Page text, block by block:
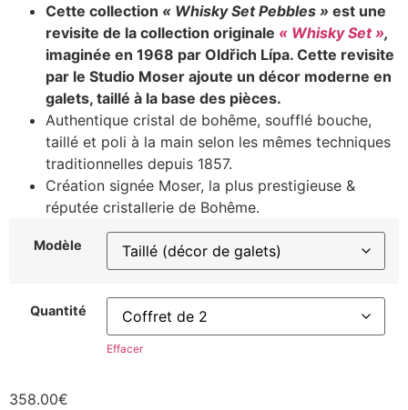
Cette collection « Whisky Set Pebbles » est une
revisite de la collection originale « Whisky Set »,
imaginée en 1968 par Oldřich Lípa. Cette revisite
par le Studio Moser ajoute un décor moderne en
galets, taillé à la base des pièces.
Authentique cristal de bohême, soufflé bouche,
taillé et poli à la main selon les mêmes techniques
traditionnelles depuis 1857.
Création signée Moser, la plus prestigieuse &
réputée cristallerie de Bohême.
Modèle
Quantité
Effacer
358.00€